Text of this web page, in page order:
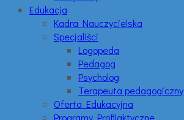
Edukacja
Kadra Nauczycielska
Specjaliści
Logopeda
Pedagog
Psycholog
Terapeuta pedagogiczny
Oferta Edukacyjna
Programy Profilaktyczne